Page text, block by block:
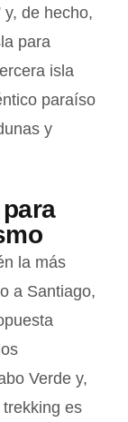
y, de hecho,
para
isla
paraíso
y
la más
a Santiago,
Verde y,
es